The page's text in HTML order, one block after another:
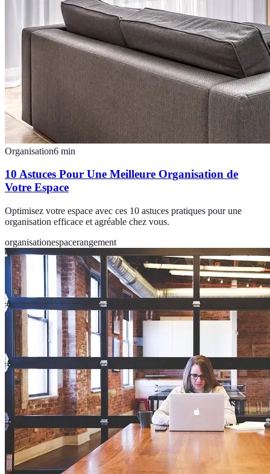
Organisation6 min
10 Astuces Pour Une Meilleure Organisation de
Votre Espace
Optimisez votre espace avec ces 10 astuces pratiques pour une
organisation efficace et agréable chez vous.
organisationespacerangement